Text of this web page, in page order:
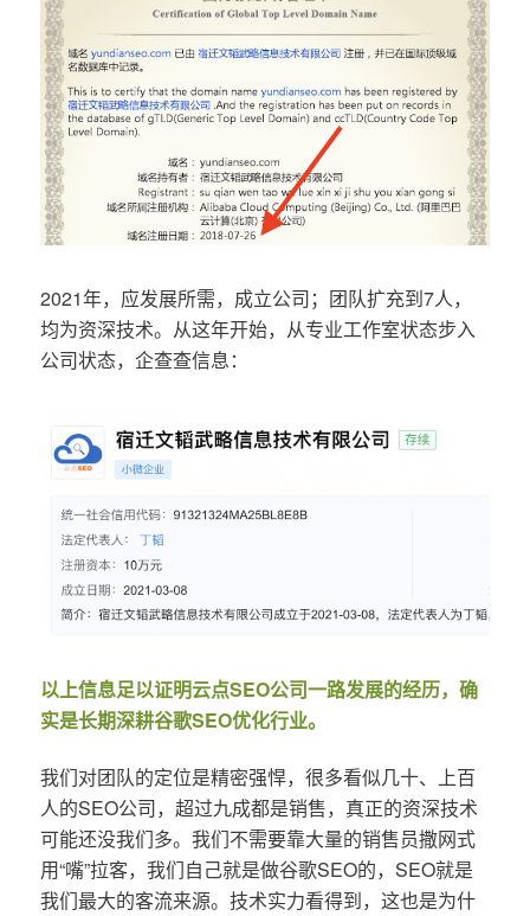
2021年，应发展所需，成立公司；团队扩充到7人，
均为资深技术。从这年开始，从专业工作室状态步入
公司状态，企查查信息：
以上信息足以证明云点SEO公司一路发展的经历，确
实是长期深耕谷歌SEO优化行业。
我们对团队的定位是精密强悍，很多看似几十、上百
人的SEO公司，超过九成都是销售，真正的资深技术
可能还没我们多。我们不需要靠大量的销售员撒网式
用“嘴”拉客，我们自己就是做谷歌SEO的，SEO就是
我们最大的客流来源。技术实力看得到，这也是为什